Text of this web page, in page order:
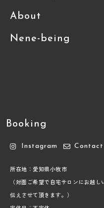
Booking
Instagram Contact
所在地：愛知県小牧市
（対面ご希望で自宅サロンにお越
伝えさせて頂きます。）
About
Nene-being